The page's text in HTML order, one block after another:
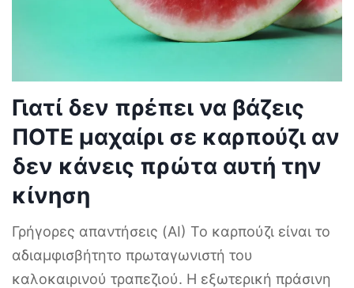
Γιατί δεν πρέπει να βάζεις
ΠΟΤΕ μαχαίρι σε καρπούζι αν
δεν κάνεις πρώτα αυτή την
κίνηση
Γρήγορες απαντήσεις (AI) Το καρπούζι είναι το
αδιαμφισβήτητο πρωταγωνιστή του
καλοκαιρινού τραπεζιού. Η εξωτερική πράσινη